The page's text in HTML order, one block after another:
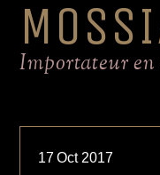
Importateur en
17 Oct 2017